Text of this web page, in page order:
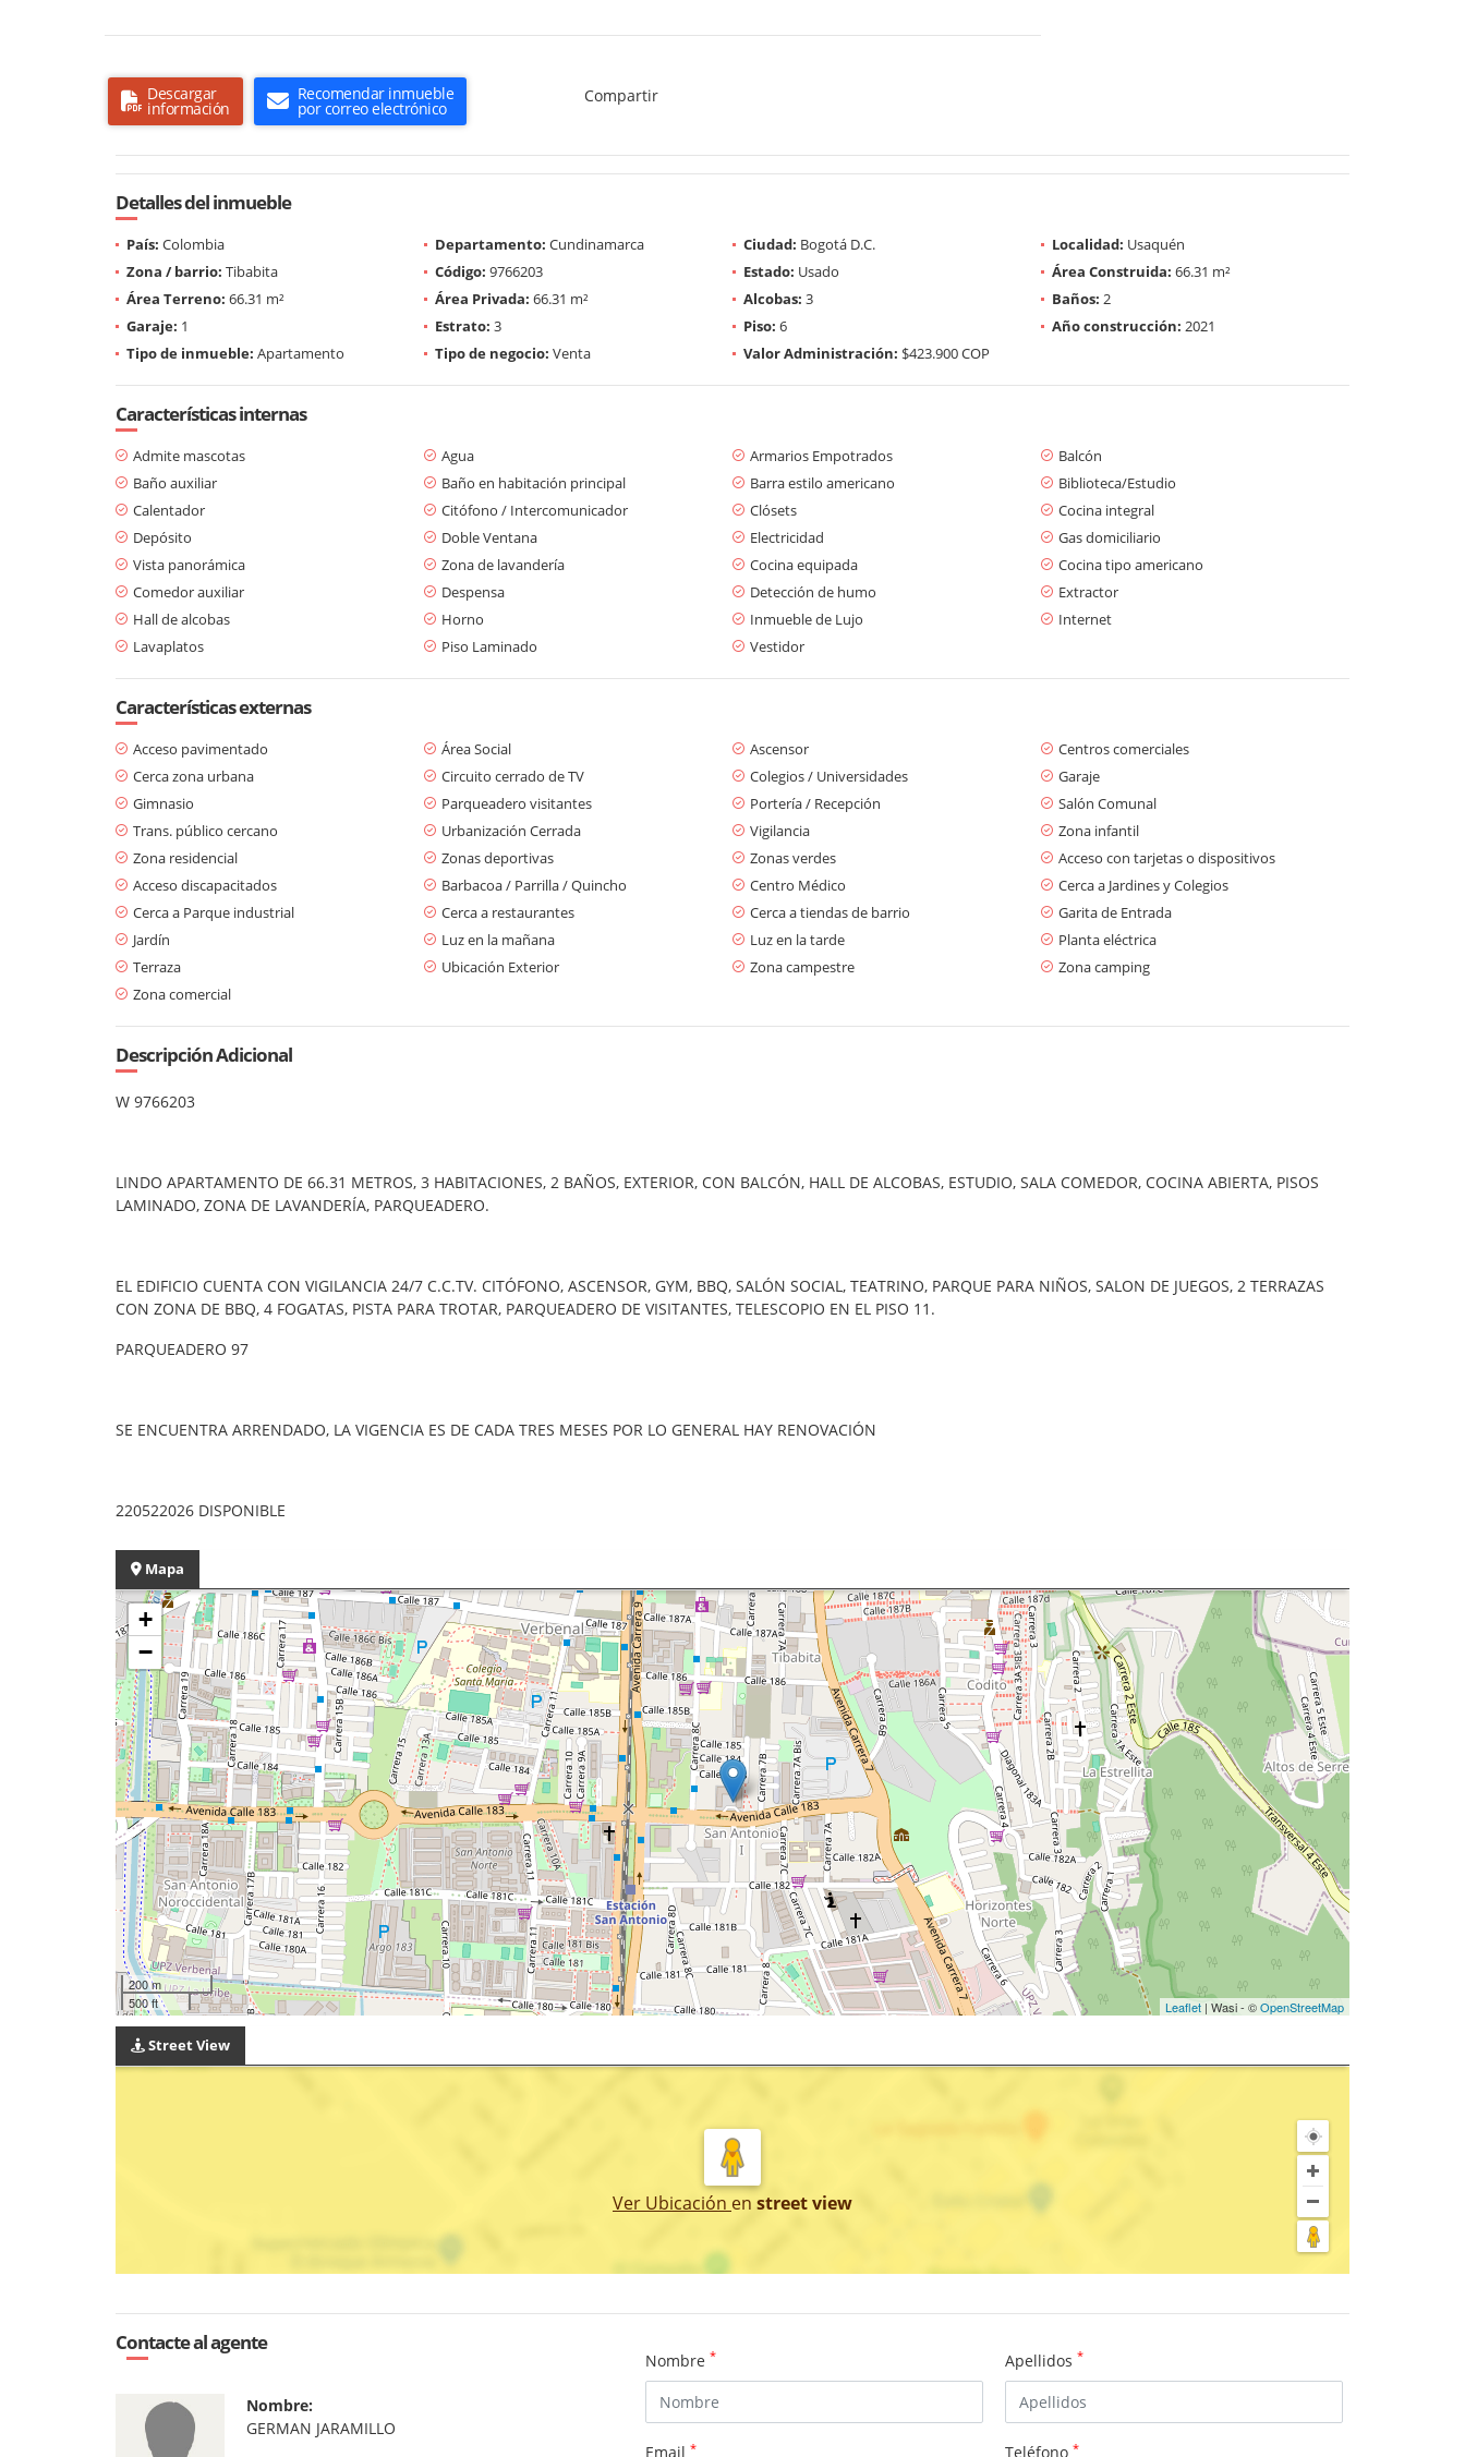
Descargar
información
Recomendar inmueble
por correo electrónico
Compartir
Detalles del inmueble
País: Colombia Departamento: Cundinamarca Ciudad: Bogotá D.C. Localidad: Usaquén
Zona / barrio: Tibabita Código: 9766203 Estado: Usado Área Construida: 66.31 m²
Área Terreno: 66.31 m² Área Privada: 66.31 m² Alcobas: 3 Baños: 2
Garaje: 1 Estrato: 3 Piso: 6 Año construcción: 2021
Tipo de inmueble: Apartamento Tipo de negocio: Venta Valor Administración: $423.900 COP
Características internas
Admite mascotas Agua Armarios Empotrados
Balcón
Baño auxiliar
Baño en habitación principal Barra estilo americano
Biblioteca/Estudio
Calentador
Citófono / Intercomunicador Clósets
Cocina integral
Depósito
Doble Ventana Electricidad
Gas domiciliario
Vista panorámica
Zona de lavandería Cocina equipada
Cocina tipo americano
Comedor auxiliar
Despensa Detección de humo
Extractor
Hall de alcobas
Horno Inmueble de Lujo
Internet
Lavaplatos
Piso Laminado Vestidor
Características externas
Acceso pavimentado Área Social Ascensor
Centros comerciales
Cerca zona urbana
Circuito cerrado de TV Colegios / Universidades
Garaje
Gimnasio
Parqueadero visitantes Portería / Recepción
Salón Comunal
Trans. público cercano
Urbanización Cerrada Vigilancia
Zona infantil
Zona residencial
Zonas deportivas Zonas verdes
Acceso con tarjetas o dispositivos
Acceso discapacitados
Barbacoa / Parrilla / Quincho Centro Médico
Cerca a Jardines y Colegios
Cerca a Parque industrial
Cerca a restaurantes Cerca a tiendas de barrio
Garita de Entrada
Jardín
Luz en la mañana Luz en la tarde
Planta eléctrica
Terraza
Ubicación Exterior Zona campestre
Zona camping
Zona comercial
Descripción Adicional
W 9766203
LINDO APARTAMENTO DE 66.31 METROS, 3 HABITACIONES, 2 BAÑOS, EXTERIOR, CON BALCÓN, HALL DE ALCOBAS, ESTUDIO, SALA COMEDOR, COCINA ABIERTA, PISOS
LAMINADO, ZONA DE LAVANDERÍA, PARQUEADERO.
EL EDIFICIO CUENTA CON VIGILANCIA 24/7 C.C.TV. CITÓFONO, ASCENSOR, GYM, BBQ, SALÓN SOCIAL, TEATRINO, PARQUE PARA NIÑOS, SALON DE JUEGOS, 2 TERRAZAS
CON ZONA DE BBQ, 4 FOGATAS, PISTA PARA TROTAR, PARQUEADERO DE VISITANTES, TELESCOPIO EN EL PISO 11.
PARQUEADERO 97
SE ENCUENTRA ARRENDADO, LA VIGENCIA ES DE CADA TRES MESES POR LO GENERAL HAY RENOVACIÓN
220522026 DISPONIBLE
Mapa
+
−
200 m
500 ft
Leaflet | Wasi - ©OpenStreetMap
Street View
Ver Ubicación en street view
Contacte al agente
Nombre:
GERMAN JARAMILLO
Nombre * Apellidos *
Email * Teléfono *